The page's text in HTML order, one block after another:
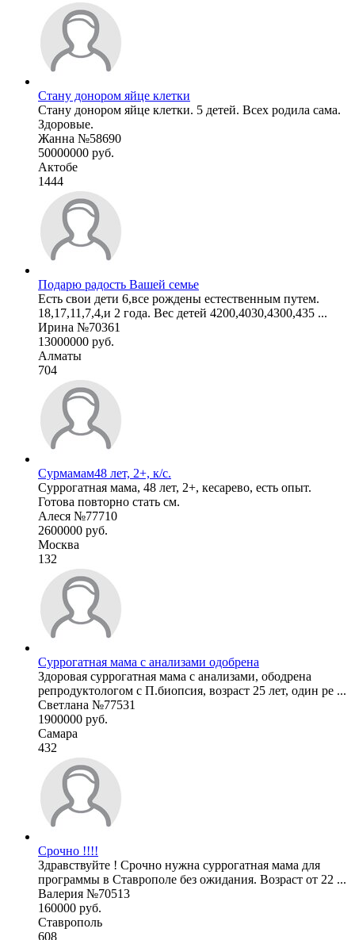
Стану донором яйце клетки
Стану донором яйце клетки. 5 детей. Всех родила сама.
Здоровые.
Жанна №58690
50000000 руб.
Актобе
1444
Подарю радость Вашей семье
Есть свои дети 6,все рождены естественным путем.
18,17,11,7,4,и 2 года. Вес детей 4200,4030,4300,435 ...
Ирина №70361
13000000 руб.
Алматы
704
Сурмамам48 лет, 2+, к/с.
Суррогатная мама, 48 лет, 2+, кесарево, есть опыт.
Готова повторно стать см.
Алеся №77710
2600000 руб.
Москва
132
Суррогатная мама с анализами одобрена
Здоровая суррогатная мама с анализами, ободрена
репродуктологом с П.биопсия, возраст 25 лет, один ре ...
Светлана №77531
1900000 руб.
Самара
432
Срочно !!!!
Здравствуйте ! Срочно нужна суррогатная мама для
программы в Ставрополе без ожидания. Возраст от 22 ...
Валерия №70513
160000 руб.
Ставрополь
608